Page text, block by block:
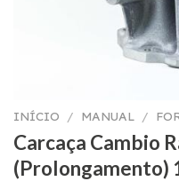
INÍCIO / MANUAL /
Carcaça Cambio
(Prolongamento)